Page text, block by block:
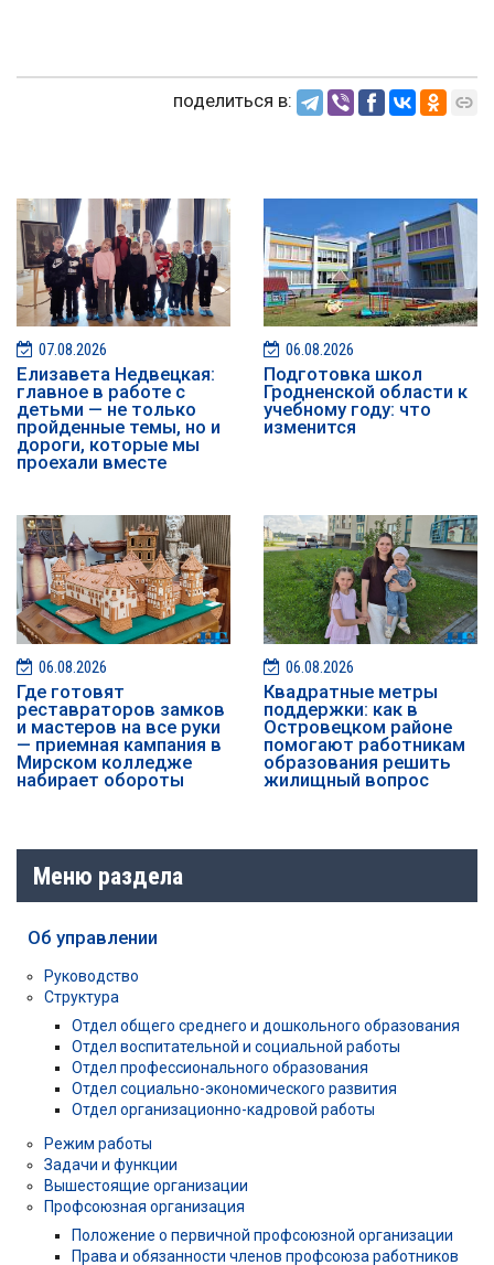
поделиться в:
07.08.2026
Елизавета Недвецкая:
главное в работе с
детьми — не только
пройденные темы, но и
дороги, которые мы
проехали вместе
06.08.2026
Подготовка школ
Гродненской области к
учебному году: что
изменится
06.08.2026
Где готовят
реставраторов замков
и мастеров на все руки
— приемная кампания в
Мирском колледже
набирает обороты
06.08.2026
Квадратные метры
поддержки: как в
Островецком районе
помогают работникам
образования решить
жилищный вопрос
Меню раздела
Об управлении
Руководство
Структура
Отдел общего среднего и дошкольного образования
Отдел воспитательной и социальной работы
Отдел профессионального образования
Отдел социально-экономического развития
Отдел организационно-кадровой работы
Режим работы
Задачи и функции
Вышестоящие организации
Профсоюзная организация
Положение о первичной профсоюзной организации
Права и обязанности членов профсоюза работников